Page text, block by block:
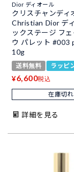
Dior ディオール
クリスチャンディ
Christian Dior デ
ックステージ フ
ウ パレット #003
10g
送料無料 ラッピ
¥6,600税込
在庫切れ
詳細を見る